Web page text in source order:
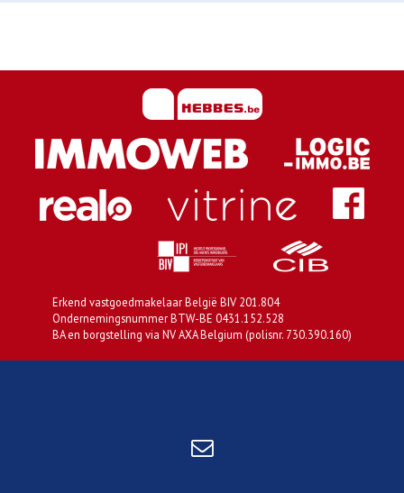
Erkend vastgoedmakelaar België BIV 201.804
Ondernemingsnummer BTW-BE 0431.152.528
BA en borgstelling via NV AXA Belgium (polisnr. 730.390.160)